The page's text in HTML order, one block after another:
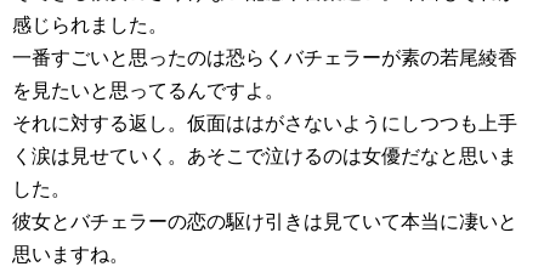
感じられました。
一番すごいと思ったのは恐らくバチェラーが素の若尾綾香
を見たいと思ってるんですよ。
それに対する返し。仮面ははがさないようにしつつも上手
く涙は見せていく。あそこで泣けるのは女優だなと思いま
した。
彼女とバチェラーの恋の駆け引きは見ていて本当に凄いと
思いますね。